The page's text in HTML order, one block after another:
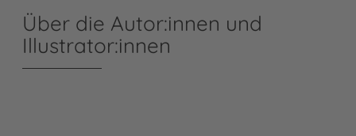
Über die Autor:innen und
Illustrator:innen